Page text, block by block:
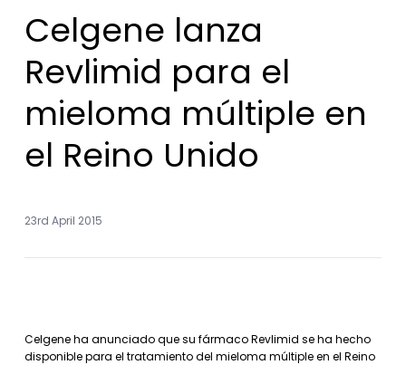
Celgene lanza
Revlimid para el
mieloma múltiple en
el Reino Unido
23rd April 2015
Celgene ha anunciado que su fármaco Revlimid se ha hecho
disponible para el tratamiento del mieloma múltiple en el Reino